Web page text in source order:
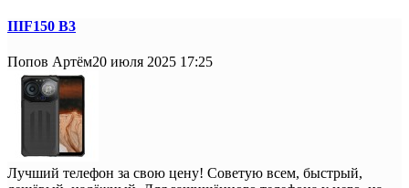
IIIF150 B3
Попов Артём20 июля 2025 17:25
Лучший телефон за свою цену! Советую всем, быстрый,